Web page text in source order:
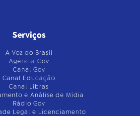
Serviços
A Voz do Brasil
Agência Gov
Canal Gov
Canal Educação
Canal Libras
e Análise de Mídia
Rádio Gov
Legal e Licenciamento